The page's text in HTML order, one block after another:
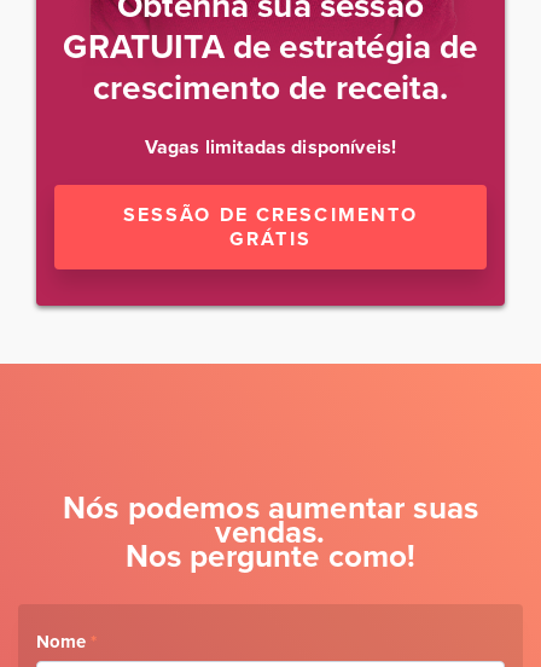
GRATUITA de estratégia de
crescimento de receita.
Vagas limitadas disponíveis!
SESSÃO DE CRESCIMENTO
GRÁTIS
Nós podemos aumentar suas
vendas.
Nos pergunte como!
Nome *